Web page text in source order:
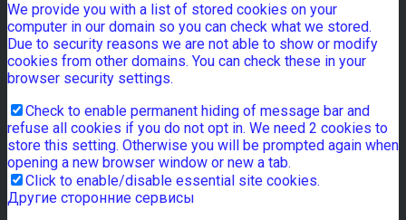
We provide you with a list of stored cookies on your
computer in our domain so you can check what we stored.
Due to security reasons we are not able to show or modify
cookies from other domains. You can check these in your
browser security settings.
Check to enable permanent hiding of message bar and
refuse all cookies if you do not opt in. We need 2 cookies to
store this setting. Otherwise you will be prompted again when
opening a new browser window or new a tab.
Click to enable/disable essential site cookies.
Другие сторонние сервисы